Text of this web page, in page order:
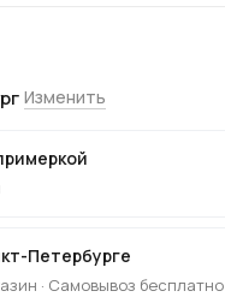
Изменить
Петербурге
· Самовывоз бесплатно